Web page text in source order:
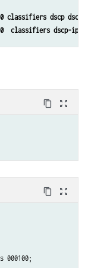
classifiers dscp
classifiers dscp-
content_copy zoom_out_map
content_copy zoom_out_map
000100;